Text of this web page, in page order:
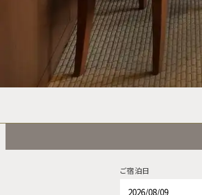
ご宿泊日